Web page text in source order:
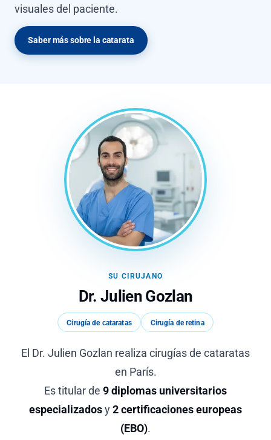
visuales del paciente.
Saber más sobre la catarata
SU CIRUJANO
Dr. Julien Gozlan
Cirugía de cataratas Cirugía de retina
El Dr. Julien Gozlan realiza cirugías de cataratas
en París.
Es titular de 9 diplomas universitarios
especializados y 2 certificaciones europeas
(EBO).